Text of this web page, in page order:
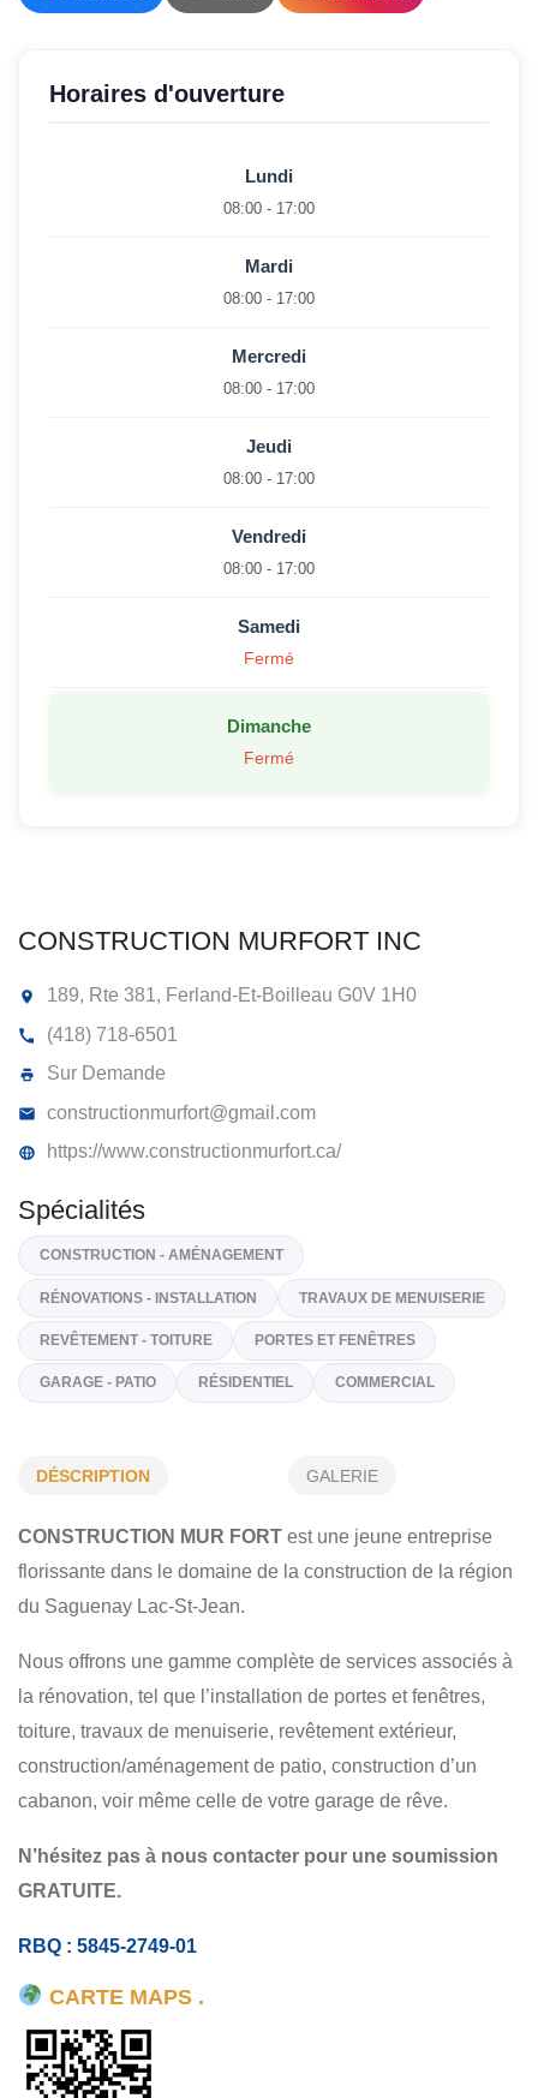
CONSTRUCTION MURFORT INC
(418) 718-6501
Sur Demande
constructionmurfort@gmail.com
https://www.constructionmurfort.ca/
Spécialités
CONSTRUCTION - AMÉNAGEMENT
GARAGE - PATIO RÉSIDENTIEL
DÉSCRIPTION GALERIE
CONSTRUCTION MUR FORT est une jeune entreprise
florissante dans le domaine de la construction de la région
du Saguenay Lac-St-Jean.
Nous offrons une gamme complète de services associés à
la rénovation, tel que l’installation de portes et fenêtres,
toiture, travaux de menuiserie, revêtement extérieur,
construction/aménagement de patio, construction d’un
cabanon, voir même celle de votre garage de rêve.
N’hésitez pas à nous contacter pour une soumission
GRATUITE.
RBQ : 5845-2749-01
CARTE MAPS .
Horaires d'ouverture
Lundi
08:00 - 17:00
Mardi
08:00 - 17:00
Mercredi
08:00 - 17:00
Jeudi
08:00 - 17:00
Vendredi
08:00 - 17:00
Samedi
Fermé
Dimanche
Fermé